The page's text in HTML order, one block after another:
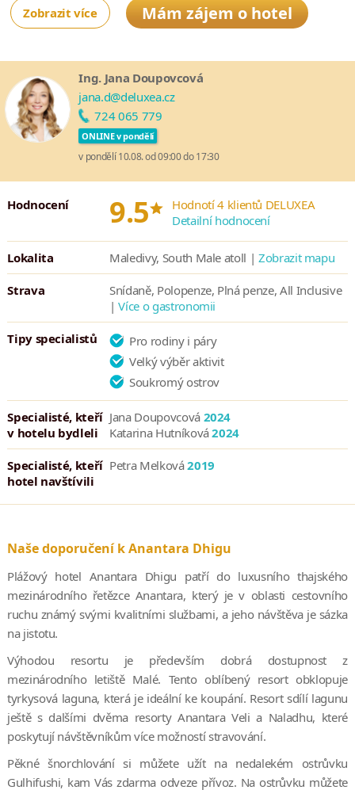
připomínají mušli.
Zobrazit více Mám zájem o hotel
Ing. Jana Doupovcová
jana.d@deluxea.cz
724 065 779
ONLINE v pondělí
v pondělí 10.08. od 09:00 do 17:30
Hodnocení 9.5* Hodnotí 4 klientů DELUXEA
Detailní hodnocení
Lokalita Maledivy, South Male atoll | Zobrazit mapu
Strava
Snídaně, Polopenze, Plná penze, All Inclusive
|Více o gastronomii
Tipy specialistů
Pro rodiny i páry
Velký výběr aktivit
Soukromý ostrov
Specialisté, kteří
v hotelu bydleli
Jana Doupovcová 2024
Katarina Hutníková2024
Specialisté, kteří
hotel navštívili
Petra Melková2019
Naše doporučení k Anantara Dhigu
Plážový hotel Anantara Dhigu patří do luxusního thajského
mezinárodního řetězce Anantara, který je v oblasti cestovního
ruchu známý svými kvalitními službami, a jeho návštěva je sázka
na jistotu.
Výhodou resortu je především dobrá dostupnost z
mezinárodního letiště Malé. Tento oblíbený resort obklopuje
tyrkysová laguna, která je ideální ke koupání. Resort sdílí lagunu
ještě s dalšími dvěma resorty Anantara Veli a Naladhu, které
poskytují návštěvníkům více možností stravování.
Pěkné šnorchlování si můžete užít na nedalekém ostrůvku
Gulhifushi, kam Vás zdarma odveze přívoz. Na ostrůvku můžete